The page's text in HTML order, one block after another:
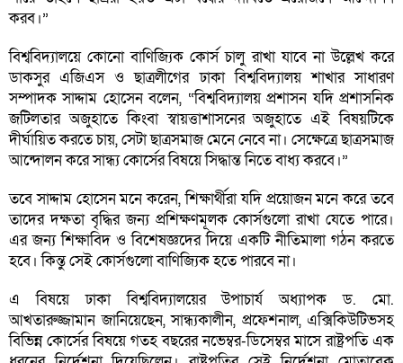
করব।”
বিশ্ববিদ্যালয়ে কোনো বাণিজ্যিক কোর্স চালু রাখা যাবে না উল্লেখ করে
ডাকসুর এজিএস ও ছাত্রলীগের ঢাকা বিশ্ববিদ্যালয় শাখার সাধারণ
সম্পাদক সাদ্দাম হোসেন বলেন, “বিশ্ববিদ্যালয় প্রশাসন যদি প্রশাসনিক
জটিলতার অজুহাতে কিংবা স্বায়ত্তাশাসনের অজুহাতে এই বিষয়টিকে
দীর্ঘায়িত করতে চায়, সেটা ছাত্রসমাজ মেনে নেবে না। সেক্ষেত্রে ছাত্রসমাজ
আন্দোলন করে সান্ধ্য কোর্সের বিষয়ে সিদ্ধান্ত নিতে বাধ্য করবে।”
তবে সাদ্দাম হোসেন মনে করেন, শিক্ষার্থীরা যদি প্রয়োজন মনে করে তবে
তাদের দক্ষতা বৃদ্ধির জন্য প্রশিক্ষণমূলক কোর্সগুলো রাখা যেতে পারে।
এর জন্য শিক্ষাবিদ ও বিশেষজ্ঞদের দিয়ে একটি নীতিমালা গঠন করতে
হবে। কিন্তু সেই কোর্সগুলো বাণিজ্যিক হতে পারবে না।
এ বিষয়ে ঢাকা বিশ্ববিদ্যালয়ের উপাচার্য অধ্যাপক ড. মো.
আখতারুজ্জামান জানিয়েছেন, সান্ধ্যকালীন, প্রফেশনাল, এক্সিকিউটিভসহ
বিভিন্ন কোর্সের বিষয়ে গতহ বছরের নভেম্বর-ডিসেম্বর মাসে রাষ্ট্রপতি এক